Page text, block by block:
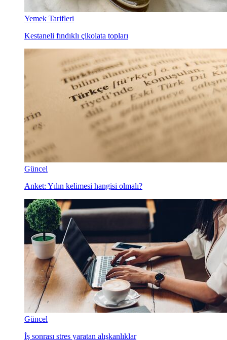
Yemek Tarifleri
Kestaneli fındıklı çikolata topları
Güncel
Anket: Yılın kelimesi hangisi olmalı?
Güncel
İş sonrası stres yaratan alışkanlıklar